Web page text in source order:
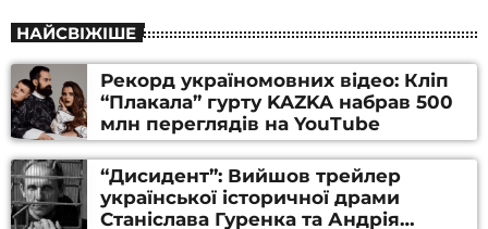
НАЙСВІЖІШЕ
Рекорд україномовних відео: Кліп
“Плакала” гурту KAZKA набрав 500
млн переглядів на YouTube
“Дисидент”: Вийшов трейлер
української історичної драми
Станіслава Гуренка та Андрія